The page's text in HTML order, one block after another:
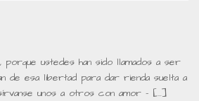
porque ustedes han sido llamados a ser
de esa libertad para dar rienda suelta a
unos a otros con amor – […]